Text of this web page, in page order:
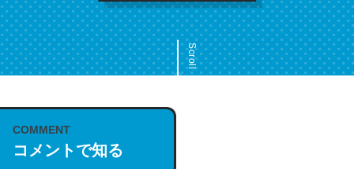
Scroll
COMMENT
コメントで知る
これは名文。彼はとてもクレバーなんだろうなと凄く思
う。英語少しでも読める人は原文もお勧め。自分はこの流